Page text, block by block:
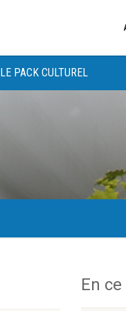
LE PACK CULTUREL
En